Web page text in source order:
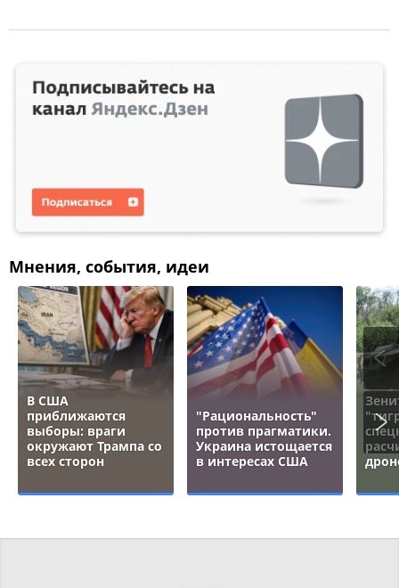
Мнения, события, идеи
В США
приближаются
выборы: враги
окружают Трампа со
всех сторон
"Рациональность"
против прагматики.
Украина истощается
в интересах США